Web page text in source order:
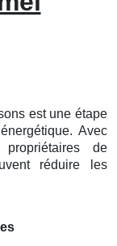
est une étape
Avec
de
réduire les